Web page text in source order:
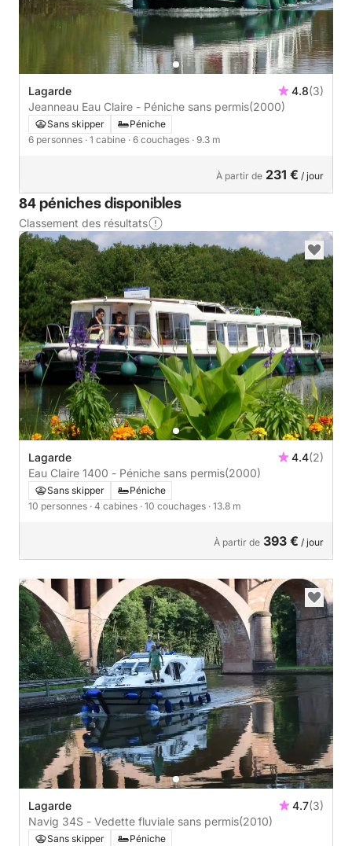
Lagarde 4.8(3)
Jeanneau Eau Claire - Péniche sans permis(2000)
Sans skipper
Péniche
6 personnes · 1 cabine · 6 couchages · 9.3 m
À partir de 231 € / jour
84 péniches disponibles
Classement des résultats
Lagarde 4.4(2)
Eau Claire 1400 - Péniche sans permis(2000)
Sans skipper
Péniche
10 personnes · 4 cabines · 10 couchages · 13.8 m
À partir de 393 € / jour
Lagarde 4.7(3)
Navig 34S - Vedette fluviale sans permis(2010)
Sans skipper Péniche